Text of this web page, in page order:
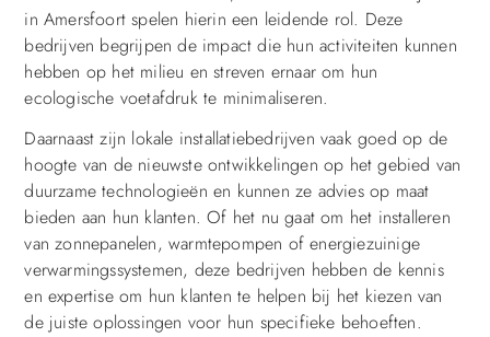
in Amersfoort spelen hierin een leidende rol. Deze
bedrijven begrijpen de impact die hun activiteiten kunnen
hebben op het milieu en streven ernaar om hun
ecologische voetafdruk te minimaliseren.
Daarnaast zijn lokale installatiebedrijven vaak goed op de
hoogte van de nieuwste ontwikkelingen op het gebied van
duurzame technologieën en kunnen ze advies op maat
bieden aan hun klanten. Of het nu gaat om het installeren
van zonnepanelen, warmtepompen of energiezuinige
verwarmingssystemen, deze bedrijven hebben de kennis
en expertise om hun klanten te helpen bij het kiezen van
de juiste oplossingen voor hun specifieke behoeften.